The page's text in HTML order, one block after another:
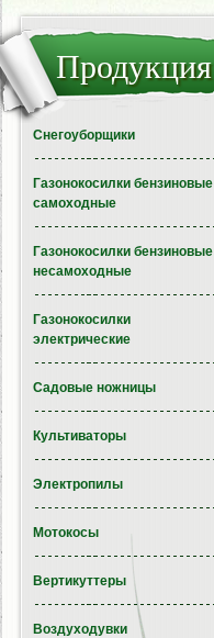
Продукция
Снегоуборщики
Газонокосилки бензиновые
самоходные
Газонокосилки бензиновые
несамоходные
Газонокосилки
электрические
Садовые ножницы
Культиваторы
Электропилы
Мотокосы
Вертикуттеры
Воздуходувки